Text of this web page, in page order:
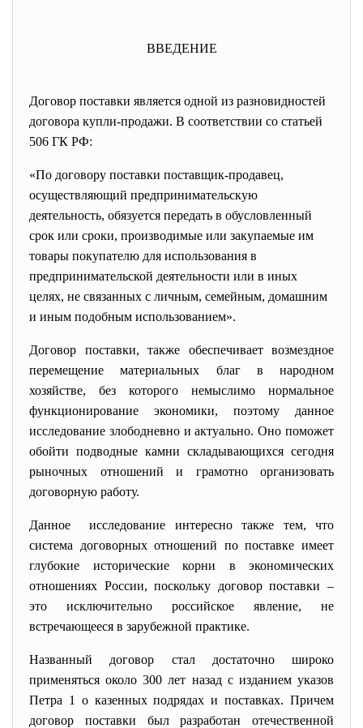
ВВЕДЕНИЕ
Договор поставки является одной из разновидностей
договора купли-продажи. В соответствии со статьей
506 ГК РФ:
«По договору поставки поставщик-продавец,
осуществляющий предпринимательскую
деятельность, обязуется передать в обусловленный
срок или сроки, производимые или закупаемые им
товары покупателю для использования в
предпринимательской деятельности или в иных
целях, не связанных с личным, семейным, домашним
и иным подобным использованием».
Договор поставки, также обеспечивает возмездное
перемещение материальных благ в народном
хозяйстве, без которого немыслимо нормальное
функционирование экономики, поэтому данное
исследование злободневно и актуально. Оно поможет
обойти подводные камни складывающихся сегодня
рыночных отношений и грамотно организовать
договорную работу.
Данное исследование интересно также тем, что
система договорных отношений по поставке имеет
глубокие исторические корни в экономических
отношениях России, поскольку договор поставки –
это исключительно российское явление, не
встречающееся в зарубежной практике.
Названный договор стал достаточно широко
применяться около 300 лет назад с изданием указов
Петра 1 о казенных подрядах и поставках. Причем
договор поставки был разработан отечественной